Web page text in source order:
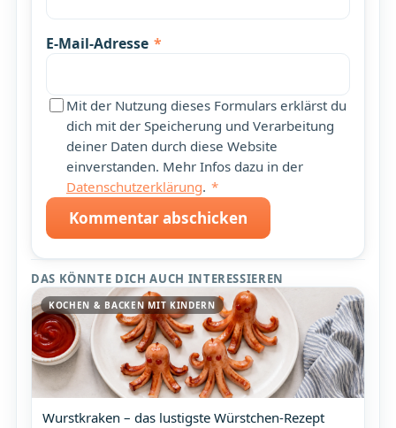
E-Mail-Adresse *
Mit der Nutzung dieses Formulars erklärst du
dich mit der Speicherung und Verarbeitung
deiner Daten durch diese Website
einverstanden. Mehr Infos dazu in der
Datenschutzerklärung. *
Kommentar abschicken
DAS KÖNNTE DICH AUCH INTERESSIEREN
KOCHEN & BACKEN MIT KINDERN
Wurstkraken – das lustigste Würstchen-Rezept